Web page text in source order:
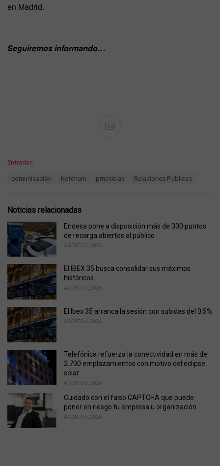
en Madrid.
Seguiremos informando…
Ad
C
o
r
i
e
s
Entradas
:
comunicación Ketchum prnoticias Relaciones Públicas
Noticias relacionadas
Endesa pone a disposición más de 300 puntos
de recarga abiertos al público
AGOSTO 7, 2026
El IBEX 35 busca consolidar sus máximos
históricos
AGOSTO 7, 2026
El Ibex 35 arranca la sesión con subidas del 0,5%
AGOSTO 6, 2026
Telefónica refuerza la conectividad en más de
2.700 emplazamientos con motivo del eclipse
solar
AGOSTO 5, 2026
Cuidado con el falso CAPTCHA que puede
poner en riesgo tu empresa u organización
AGOSTO 5, 2026